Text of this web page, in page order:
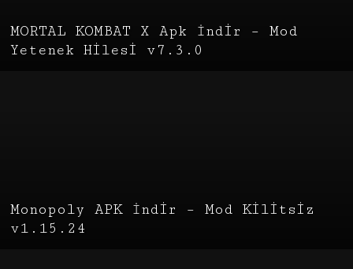
MORTAL KOMBAT X Apk İndir – Mod
Yetenek Hilesi v7.3.0
Monopoly APK İndir – Mod Kilitsiz
v1.15.24